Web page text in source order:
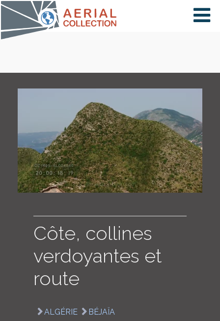
×
CARTE
COLLECTIONS
ENGLISH
Côte, collines
verdoyantes et
route
ALGÉRIE BÉJAÏA